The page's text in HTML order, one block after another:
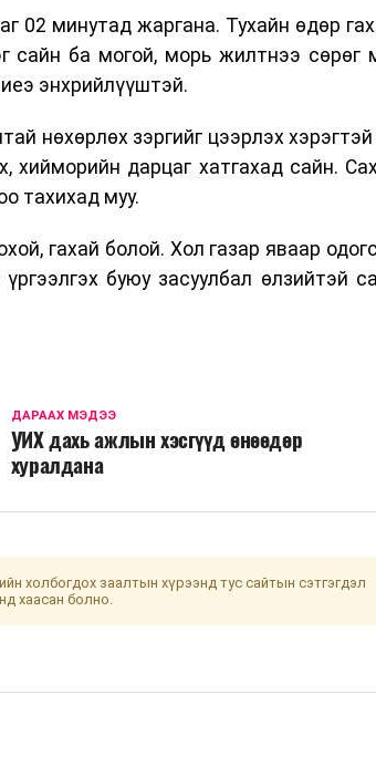
02 минутад жаргана. Тухайн өдөр
сайн ба могой, морь жилтнээ сөрөг
энхрийлүүштэй.
нөхөрлөх зэргийг цээрлэх
хийморийн дарцаг хатгахад сайн.
тахихад муу.
гахай болой. Хол газар яваар
буюу засуулбал өлзийтэй
ДАРААХ МЭДЭЭ
УИХ дахь ажлын хэсгүүд өнөөдөр
хуралдана
холбогдох заалтын хүрээнд тус сайтын сэтгэгдэл
хаасан болно.